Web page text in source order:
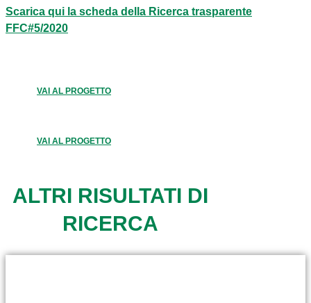
Scarica qui la scheda della Ricerca trasparente
FFC#5/2020
VAI AL PROGETTO
VAI AL PROGETTO
ALTRI RISULTATI DI
RICERCA